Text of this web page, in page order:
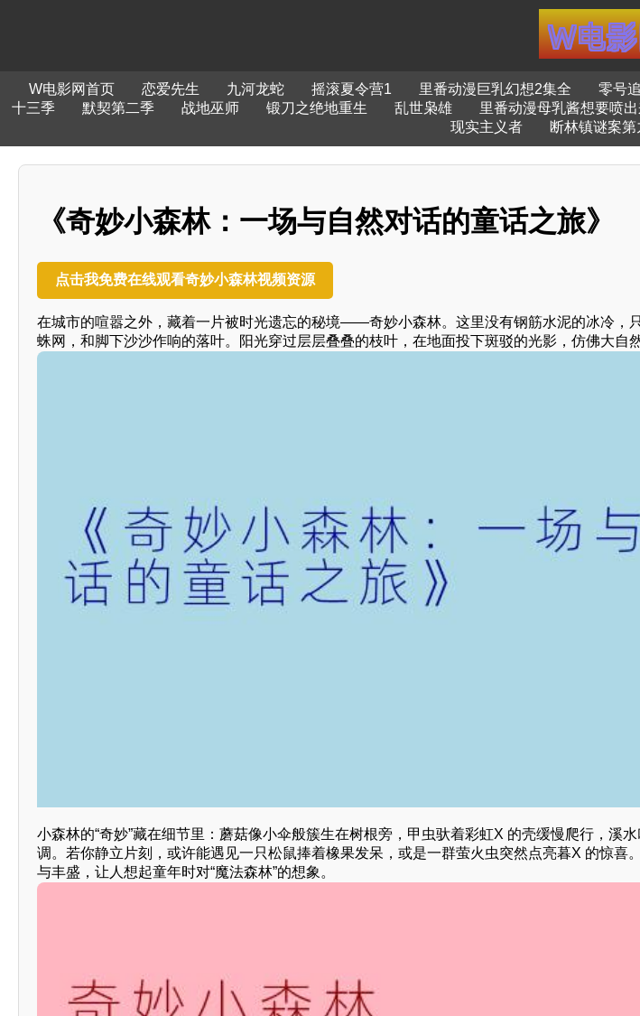
W电影网首页 恋爱先生 九河龙蛇 摇滚夏令营1 里番动漫巨乳幻想2集全 零号
十三季
默契第二季 战地巫师 锻刀之绝地重生 乱世枭雄 里番动漫母乳酱想要喷
现实主义者
断林镇谜案第
《奇妙小森林：一场与自然对话的童话之旅》
点击我免费在线观看奇妙小森林视频资源
在城市的喧嚣之外，藏着一片被时光遗忘的秘境——奇妙小森林。这里没有钢筋水泥的冰冷，
蛛网，和脚下沙沙作响的落叶。阳光穿过层层叠叠的枝叶，在地面投下斑驳的光影，仿佛大自
小森林的“奇妙”藏在细节里：蘑菇像小伞般簇生在树根旁，甲虫驮着彩虹X 的壳缓慢爬行，溪
调。若你静立片刻，或许能遇见一只松鼠捧着橡果发呆，或是一群萤火虫突然点亮暮X 的惊喜
与丰盛，让人想起童年时对“魔法森林”的想象。